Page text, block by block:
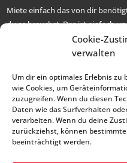
Cookie-
verwalten
Um dir ein optimales Erlebnis
wie Cookies, um
zuzugreifen. Wenn du diesen
Daten wie das Surfverhalten
verarbeiten. Wenn du deine
zurückziehst, können
beeinträchtigt werden.
Miete einfach das von dir
du es brauchst. Das ist einfach
* alle Preise netto, zzgl.
Newsletter
immer auf